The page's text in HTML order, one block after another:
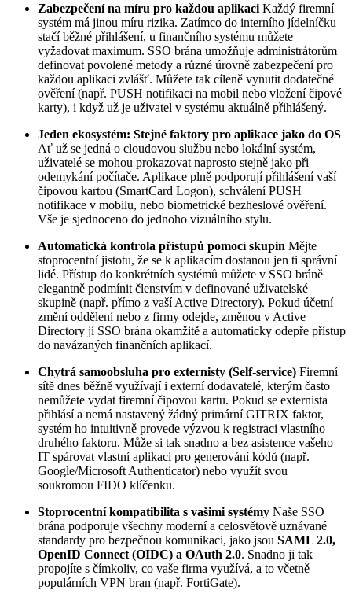
Zabezpečení na míru pro každou aplikaci Každý firemní
systém má jinou míru rizika. Zatímco do interního jídelníčku
stačí běžné přihlášení, u finančního systému můžete
vyžadovat maximum. SSO brána umožňuje administrátorům
definovat povolené metody a různé úrovně zabezpečení pro
každou aplikaci zvlášť. Můžete tak cíleně vynutit dodatečné
ověření (např. PUSH notifikaci na mobil nebo vložení čipové
karty), i když už je uživatel v systému aktuálně přihlášený.
Jeden ekosystém: Stejné faktory pro aplikace jako do OS
Ať už se jedná o cloudovou službu nebo lokální systém,
uživatelé se mohou prokazovat naprosto stejně jako při
odemykání počítače. Aplikace plně podporují přihlášení vaší
čipovou kartou (SmartCard Logon), schválení PUSH
notifikace v mobilu, nebo biometrické bezheslové ověření.
Vše je sjednoceno do jednoho vizuálního stylu.
Automatická kontrola přístupů pomocí skupin Mějte
stoprocentní jistotu, že se k aplikacím dostanou jen ti správní
lidé. Přístup do konkrétních systémů můžete v SSO bráně
elegantně podmínit členstvím v definované uživatelské
skupině (např. přímo z vaší Active Directory). Pokud účetní
změní oddělení nebo z firmy odejde, změnou v Active
Directory jí SSO brána okamžitě a automaticky odepře přístup
do navázaných finančních aplikací.
Chytrá samoobsluha pro externisty (Self-service) Firemní
sítě dnes běžně využívají i externí dodavatelé, kterým často
nemůžete vydat firemní čipovou kartu. Pokud se externista
přihlásí a nemá nastavený žádný primární GITRIX faktor,
systém ho intuitivně provede výzvou k registraci vlastního
druhého faktoru. Může si tak snadno a bez asistence vašeho
IT spárovat vlastní aplikaci pro generování kódů (např.
Google/Microsoft Authenticator) nebo využít svou
soukromou FIDO klíčenku.
Stoprocentní kompatibilita s vašimi systémy Naše SSO
brána podporuje všechny moderní a celosvětově uznávané
standardy pro bezpečnou komunikaci, jako jsou SAML 2.0,
OpenID Connect (OIDC) a OAuth 2.0. Snadno ji tak
propojíte s čímkoliv, co vaše firma využívá, a to včetně
populárních VPN bran (např. FortiGate).